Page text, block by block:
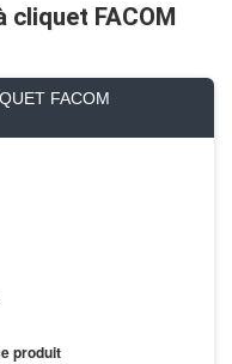
cliquet FACOM
FACOM
produit